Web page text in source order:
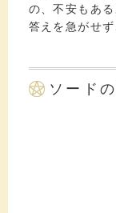
の、不安もある
答えを急がせ
ソード